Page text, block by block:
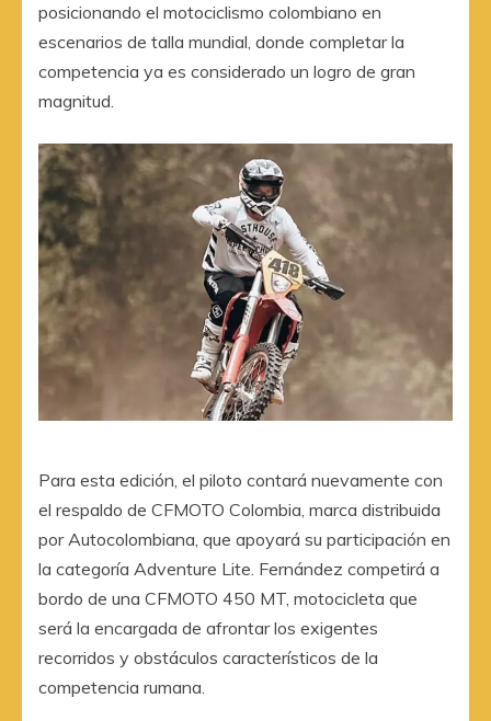
posicionando el motociclismo colombiano en
escenarios de talla mundial, donde completar la
competencia ya es considerado un logro de gran
magnitud.
Para esta edición, el piloto contará nuevamente con
el respaldo de CFMOTO Colombia, marca distribuida
por Autocolombiana, que apoyará su participación en
la categoría Adventure Lite. Fernández competirá a
bordo de una CFMOTO 450 MT, motocicleta que
será la encargada de afrontar los exigentes
recorridos y obstáculos característicos de la
competencia rumana.